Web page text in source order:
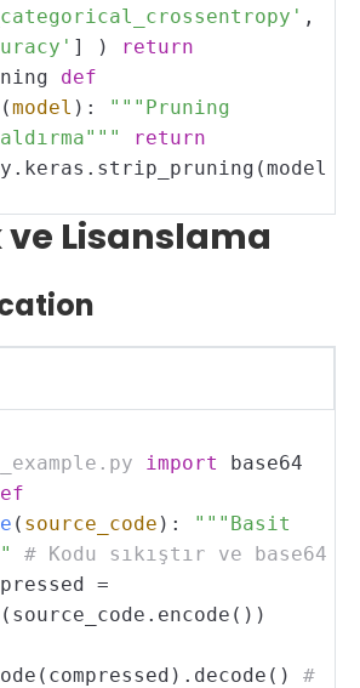
,
] )
return
def
(model ):
"""Pruning
return
Lisanslama
import
base64
( source_code ):
"""Basit
# Kodu sıkıştır ve base64
=
#